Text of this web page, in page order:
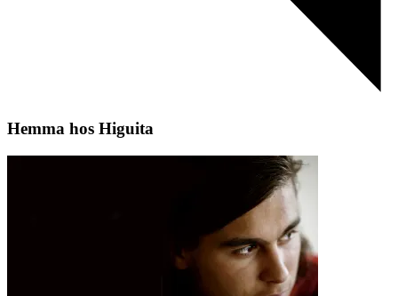
Hemma hos Higuita